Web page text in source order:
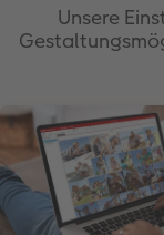
Unsere